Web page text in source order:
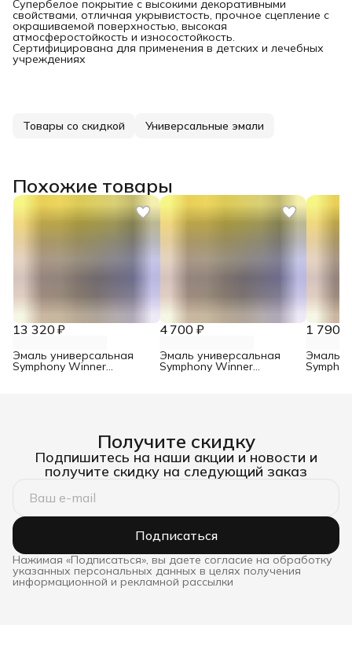
Супербелое покрытие с высокими декоративными
свойствами, отличная укрывистость, прочное сцепление с
окрашиваемой поверхностью, высокая
атмосферостойкость и износостойкость.
Сертифицирована для применения в детских и лечебных
учреждениях
Товары со скидкой Универсальные эмали
Похожие товары
13 320 ₽
Эмаль универсальная
Symphony Winner
4 700 ₽
Эмаль универсальная
Symphony Winner
1 790 ₽
Эмаль
Получите скидку
Подпишитесь на наши акции и новости и
получите скидку на следующий заказ
Подписаться
Нажимая «Подписаться», вы даете согласие на обработку
указанных персональных данных в целях получения
информационной и рекламной рассылки